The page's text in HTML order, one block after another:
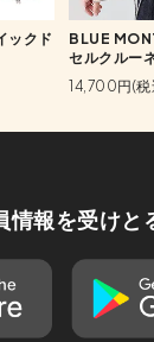
ックド
BLUE
セルクルー
14,700円(税
情報を受けと